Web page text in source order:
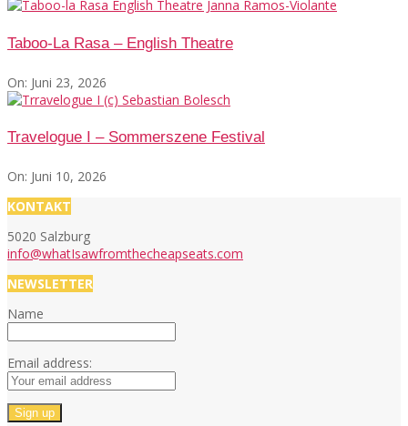
Taboo-La Rasa – English Theatre
On: Juni 23, 2026
Travelogue I – Sommerszene Festival
On: Juni 10, 2026
KONTAKT
5020 Salzburg
info@whatIsawfromthecheapseats.com
NEWSLETTER
Name
Email address: